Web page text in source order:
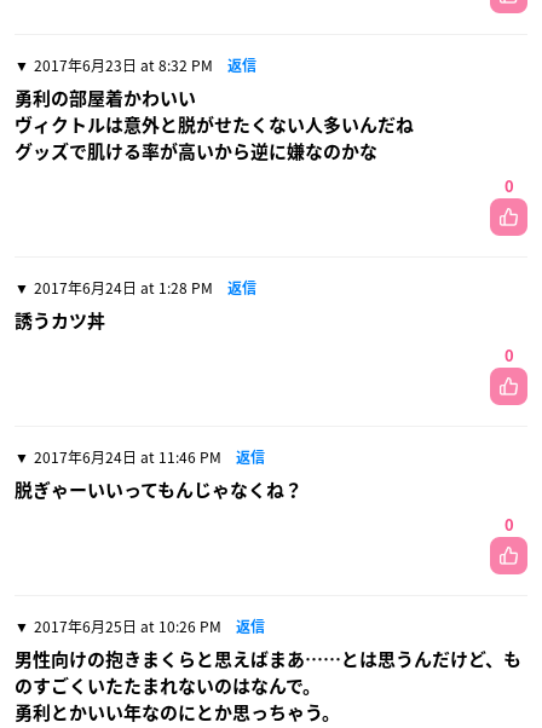
2017年6月23日 at 8:32 PM 返信
勇利の部屋着かわいい
ヴィクトルは意外と脱がせたくない人多いんだね
グッズで肌ける率が高いから逆に嫌なのかな
0
2017年6月24日 at 1:28 PM 返信
誘うカツ丼
0
2017年6月24日 at 11:46 PM 返信
脱ぎゃーいいってもんじゃなくね？
0
2017年6月25日 at 10:26 PM 返信
男性向けの抱きまくらと思えばまあ……とは思うんだけど、も
のすごくいたたまれないのはなんで。
勇利とかいい年なのにとか思っちゃう。